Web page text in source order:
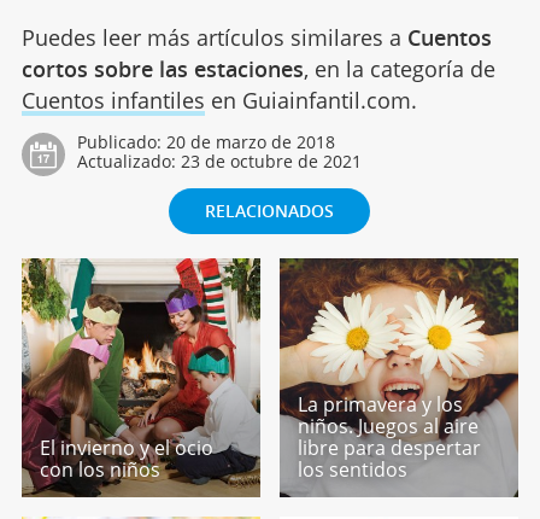
Puedes leer más artículos similares a Cuentos
cortos sobre las estaciones, en la categoría de
Cuentos infantiles en Guiainfantil.com.
Publicado: 20 de marzo de 2018
Actualizado: 23 de octubre de 2021
RELACIONADOS
El invierno y el ocio
con los niños
La primavera y los
niños. Juegos al aire
libre para despertar
los sentidos